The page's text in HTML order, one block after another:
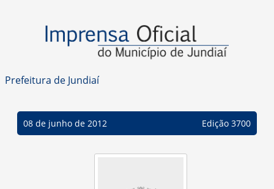
Prefeitura de Jundiaí
08 de junho de 2012 Edição 3700